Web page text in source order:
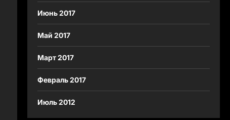
Июнь 2017
Май 2017
Март 2017
Февраль 2017
Июль 2012